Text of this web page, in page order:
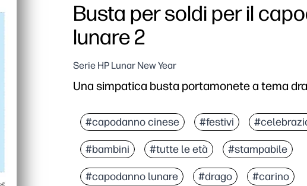
Busta per soldi per il
lunare 2
Serie HP Lunar New Year
Una simpatica busta portamonete a tema
#capodanno cinese #festivi
#bambini #tutte le età #stampabile
#capodanno lunare #drago #carino